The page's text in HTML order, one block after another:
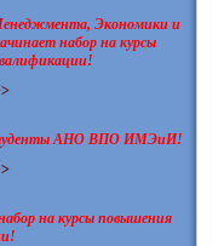
Экономики и
набор на курсы
АНО ВПО ИМЭиИ!
на курсы повышения